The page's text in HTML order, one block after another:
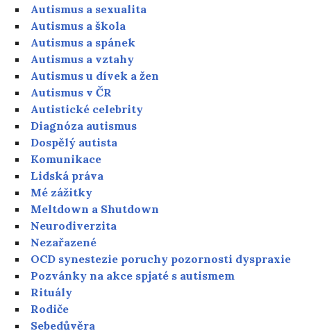
Autismus a sexualita
Autismus a škola
Autismus a spánek
Autismus a vztahy
Autismus u dívek a žen
Autismus v ČR
Autistické celebrity
Diagnóza autismus
Dospělý autista
Komunikace
Lidská práva
Mé zážitky
Meltdown a Shutdown
Neurodiverzita
Nezařazené
OCD synestezie poruchy pozornosti dyspraxie
Pozvánky na akce spjaté s autismem
Rituály
Rodiče
Sebedůvěra